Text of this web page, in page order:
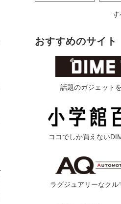
す
おすすめのサイト
話題のガジェット
ココでしか買えない
ラグジュアリーなクル